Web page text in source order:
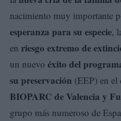
nacimiento muy importante
esperanza para su especie,
en riesgo extremo de
un nuevo éxito del
su preservación (EEP) en el
BIOPARC de Valencia y
grupo más numeroso de